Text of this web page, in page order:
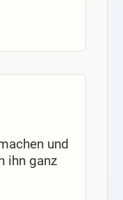
und
ihn ganz